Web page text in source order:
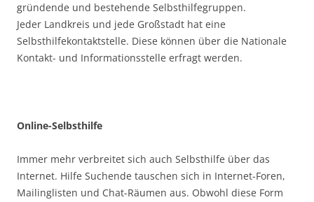
gründende und bestehende Selbsthilfegruppen.
Jeder Landkreis und jede Großstadt hat eine
Selbsthilfekontaktstelle. Diese können über die Nationale
Kontakt- und Informationsstelle erfragt werden.
Online-Selbsthilfe
Immer mehr verbreitet sich auch Selbsthilfe über das
Internet. Hilfe Suchende tauschen sich in Internet-Foren,
Mailinglisten und Chat-Räumen aus. Obwohl diese Form